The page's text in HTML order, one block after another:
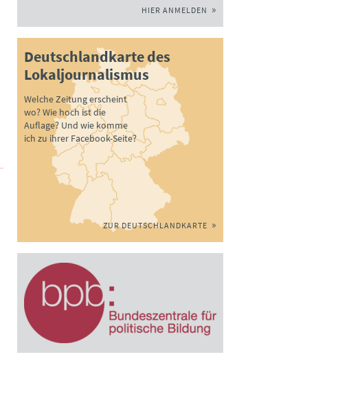
HIER ANMELDEN
Deutschlandkarte des
Lokaljournalismus
Welche Zeitung erscheint
wo? Wie hoch ist die
Auflage? Und wie komme
ich zu ihrer Facebook-Seite?
ZUR DEUTSCHLANDKARTE